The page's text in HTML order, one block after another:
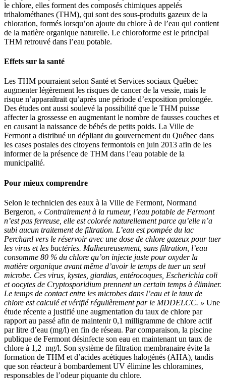
le chlore, elles forment des composés chimiques appelés
trihalométhanes (THM), qui sont des sous-produits gazeux de la
chloration, formés lorsqu’on ajoute du chlore à de l’eau qui contient
de la matière organique naturelle. Le chloroforme est le principal
THM retrouvé dans l’eau potable.
Effets sur la santé
Les THM pourraient selon Santé et Services sociaux Québec
augmenter légèrement les risques de cancer de la vessie, mais le
risque n’apparaîtrait qu’après une période d’exposition prolongée.
Des études ont aussi soulevé la possibilité que le THM puisse
affecter la grossesse en augmentant le nombre de fausses couches et
en causant la naissance de bébés de petits poids. La Ville de
Fermont a distribué un dépliant du gouvernement du Québec dans
les cases postales des citoyens fermontois en juin 2013 afin de les
informer de la présence de THM dans l’eau potable de la
municipalité.
Pour mieux comprendre
Selon le technicien des eaux à la Ville de Fermont, Normand
Bergeron, « Contrairement à la rumeur, l’eau potable de Fermont
n’est pas ferreuse, elle est colorée naturellement parce qu’elle n’a
subi aucun traitement de filtration. L’eau est pompée du lac
Perchard vers le réservoir avec une dose de chlore gazeux pour tuer
les virus et les bactéries. Malheureusement, sans filtration, l’eau
consomme 80 % du chlore qu’on injecte juste pour oxyder la
matière organique avant même d’avoir le temps de tuer un seul
microbe. Ces virus, kystes, giardias, entérocoques, Escherichia coli
et oocytes de Cryptosporidium prennent un certain temps à éliminer.
Le temps de contact entre les microbes dans l’eau et le taux de
chlore est calculé et vérifié régulièrement par le MDDELCC. » Une
étude récente a justifié une augmentation du taux de chlore par
rapport au passé afin de maintenir 0,1 milligramme de chlore actif
par litre d’eau (mg/l) en fin de réseau. Par comparaison, la piscine
publique de Fermont désinfecte son eau en maintenant un taux de
chlore à 1,2 mg/l. Son système de filtration membranaire évite la
formation de THM et d’acides acétiques halogénés (AHA), tandis
que son réacteur à bombardement UV élimine les chloramines,
responsables de l’odeur piquante du chlore.